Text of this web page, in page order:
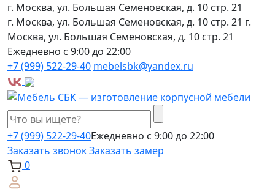
г. Москва, ул. Большая Семеновская, д. 10 стр. 21
г. Москва, ул. Большая Семеновская, д. 10 стр. 21 г.
Москва, ул. Большая Семеновская, д. 10 стр. 21
Ежедневно с 9:00 до 22:00
+7 (999) 522-29-40 mebelsbk@yandex.ru
+7 (999) 522-29-40Ежедневно с 9:00 до 22:00
Заказать звонокЗаказать замер
0